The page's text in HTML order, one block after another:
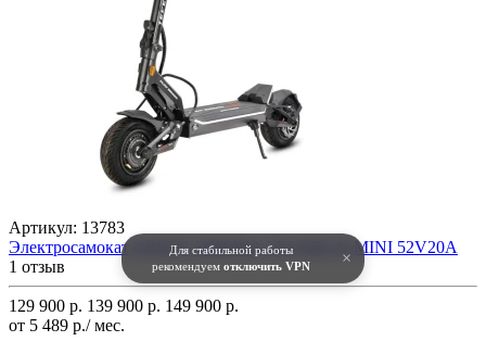
Для стабильной работы
рекомендуем отключить VPN ×
Артикул: 13783
Электросамокат WHITE SIBERIA TEVERUN MINI 52V20A
1 отзыв
129 900 р. 139 900 р. 149 900 р.
от 5 489 р./ мес.